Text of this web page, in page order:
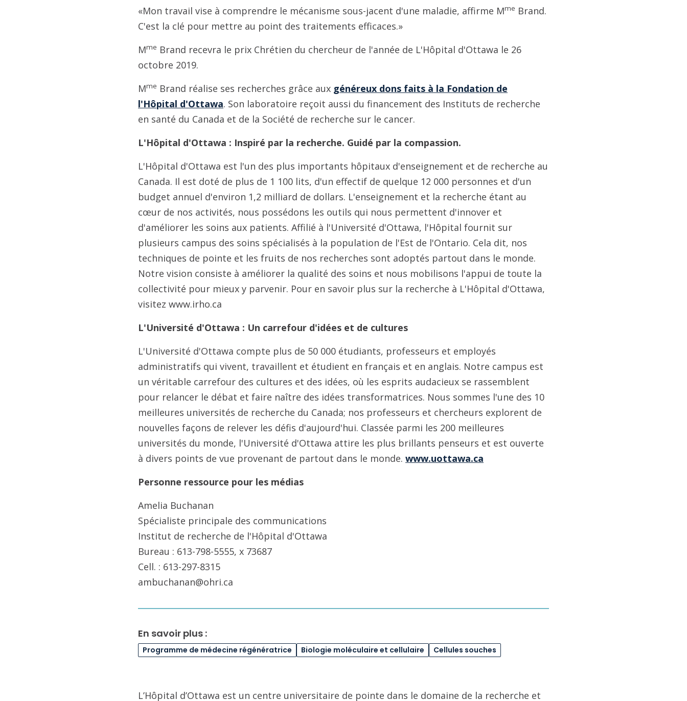
«Mon travail vise à comprendre le mécanisme sous-jacent d'une maladie, affirme Mme Brand.
C'est la clé pour mettre au point des traitements efficaces.»
Mme Brand recevra le prix Chrétien du chercheur de l'année de L'Hôpital d'Ottawa le 26
octobre 2019.
Mme Brand réalise ses recherches grâce aux généreux dons faits à la Fondation de
l'Hôpital d'Ottawa. Son laboratoire reçoit aussi du financement des Instituts de recherche
en santé du Canada et de la Société de recherche sur le cancer.
L'Hôpital d'Ottawa : Inspiré par la recherche. Guidé par la compassion.
L'Hôpital d'Ottawa est l'un des plus importants hôpitaux d'enseignement et de recherche au
Canada. Il est doté de plus de 1 100 lits, d'un effectif de quelque 12 000 personnes et d'un
budget annuel d'environ 1,2 milliard de dollars. L'enseignement et la recherche étant au
cœur de nos activités, nous possédons les outils qui nous permettent d'innover et
d'améliorer les soins aux patients. Affilié à l'Université d'Ottawa, l'Hôpital fournit sur
plusieurs campus des soins spécialisés à la population de l'Est de l'Ontario. Cela dit, nos
techniques de pointe et les fruits de nos recherches sont adoptés partout dans le monde.
Notre vision consiste à améliorer la qualité des soins et nous mobilisons l'appui de toute la
collectivité pour mieux y parvenir. Pour en savoir plus sur la recherche à L'Hôpital d'Ottawa,
visitez www.irho.ca
L'Université d'Ottawa : Un carrefour d'idées et de cultures
L'Université d'Ottawa compte plus de 50 000 étudiants, professeurs et employés
administratifs qui vivent, travaillent et étudient en français et en anglais. Notre campus est
un véritable carrefour des cultures et des idées, où les esprits audacieux se rassemblent
pour relancer le débat et faire naître des idées transformatrices. Nous sommes l'une des 10
meilleures universités de recherche du Canada; nos professeurs et chercheurs explorent de
nouvelles façons de relever les défis d'aujourd'hui. Classée parmi les 200 meilleures
universités du monde, l'Université d'Ottawa attire les plus brillants penseurs et est ouverte
à divers points de vue provenant de partout dans le monde. www.uottawa.ca
Personne ressource pour les médias
Amelia Buchanan
Spécialiste principale des communications
Institut de recherche de l'Hôpital d'Ottawa
Bureau : 613-798-5555, x 73687
Cell. : 613-297-8315
ambuchanan@ohri.ca
En savoir plus :
Programme de médecine régénératrice Biologie moléculaire et cellulaire Cellules souches
L’Hôpital d’Ottawa est un centre universitaire de pointe dans le domaine de la recherche et